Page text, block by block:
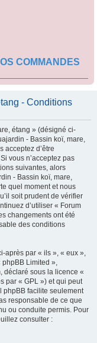
COMMANDES
- Conditions
étang » (désigné ci-
- Bassin koï, mare,
acceptez d’être
vous n’acceptez pas
suivantes, alors
- Bassin koï, mare,
quel moment et nous
soit prudent de vérifier
d’utiliser « Forum
changements ont été
des conditions
après par « ils », « eux »,
phpBB Limited »,
déclaré sous la licence «
par « GPL ») et qui peut
phpBB facilite seulement
responsable de ce que
ou conduite permis. Pour
consulter :